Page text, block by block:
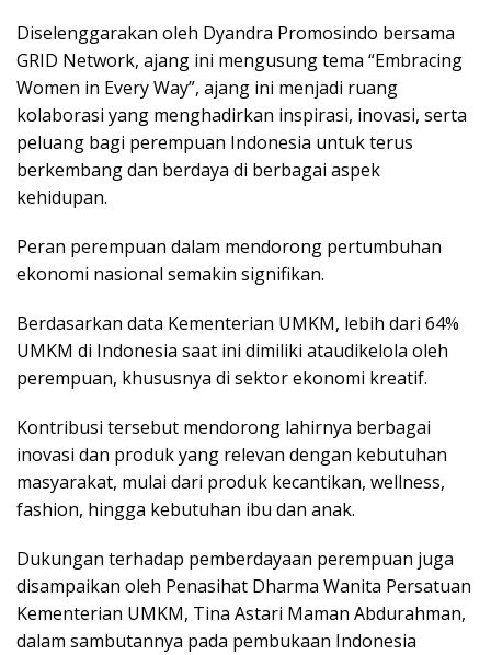
Diselenggarakan oleh Dyandra Promosindo bersama
GRID Network, ajang ini mengusung tema “Embracing
Women in Every Way”, ajang ini menjadi ruang
kolaborasi yang menghadirkan inspirasi, inovasi, serta
peluang bagi perempuan Indonesia untuk terus
berkembang dan berdaya di berbagai aspek
kehidupan.
Peran perempuan dalam mendorong pertumbuhan
ekonomi nasional semakin signifikan.
Berdasarkan data Kementerian UMKM, lebih dari 64%
UMKM di Indonesia saat ini dimiliki ataudikelola oleh
perempuan, khususnya di sektor ekonomi kreatif.
Kontribusi tersebut mendorong lahirnya berbagai
inovasi dan produk yang relevan dengan kebutuhan
masyarakat, mulai dari produk kecantikan, wellness,
fashion, hingga kebutuhan ibu dan anak.
Dukungan terhadap pemberdayaan perempuan juga
disampaikan oleh Penasihat Dharma Wanita Persatuan
Kementerian UMKM, Tina Astari Maman Abdurahman,
dalam sambutannya pada pembukaan Indonesia